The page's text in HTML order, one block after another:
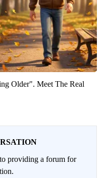
Older". Meet The Real
providing a forum for